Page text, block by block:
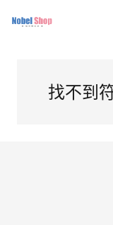
找不到